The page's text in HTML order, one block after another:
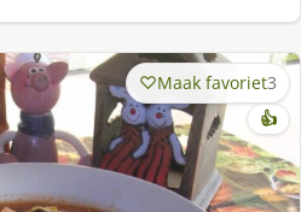
Maak favoriet3
👍